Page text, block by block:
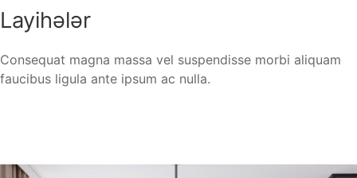
Layihələr
Consequat magna massa vel suspendisse morbi aliquam
faucibus ligula ante ipsum ac nulla.